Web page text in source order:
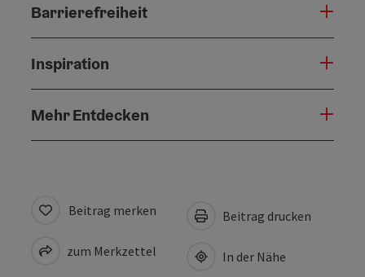
Barrierefreiheit
Inspiration
Mehr Entdecken
Beitrag merken
zum Merkzettel
Beitrag drucken
In der Nähe